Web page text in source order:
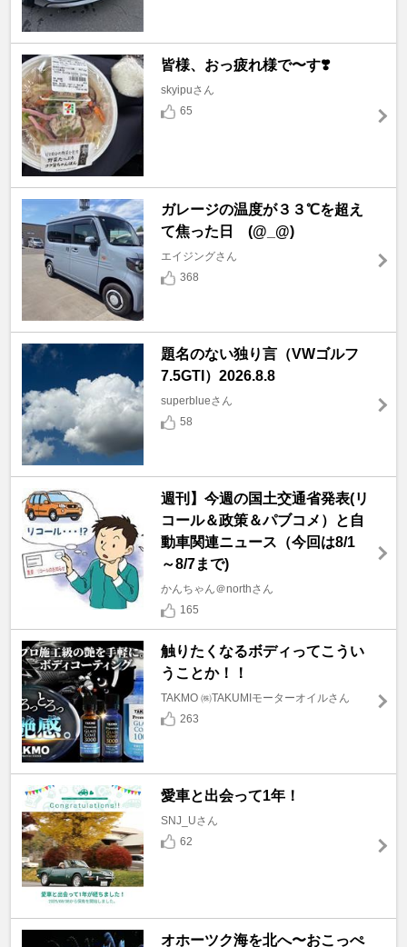
皆様、おっ疲れ様で〜す❣️
skyipuさん
65
ガレージの温度が３３℃を超え
て焦った日 (@_@)
エイジングさん
368
題名のない独り言（VWゴルフ
7.5GTI）2026.8.8
superblueさん
58
週刊】今週の国土交通省発表(リ
コール＆政策＆パブコメ）と自
動車関連ニュース（今回は8/1
～8/7まで)
かんちゃん＠northさん
165
触りたくなるボディってこうい
うことか！！
TAKMO ㈱TAKUMIモーターオイルさん
263
愛車と出会って1年！
SNJ_Uさん
62
オホーツク海を北へ〜おこっぺ